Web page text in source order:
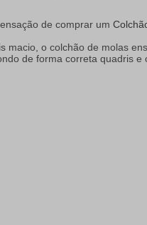
de comprar um
o colchão de molas
de forma correta quadris e